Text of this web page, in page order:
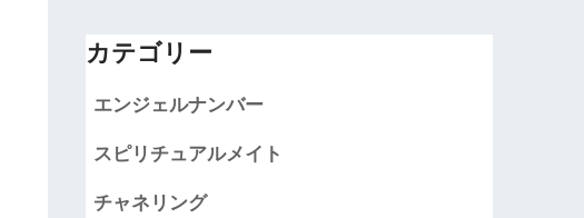
カテゴリー
エンジェルナンバー
スピリチュアルメイト
チャネリング